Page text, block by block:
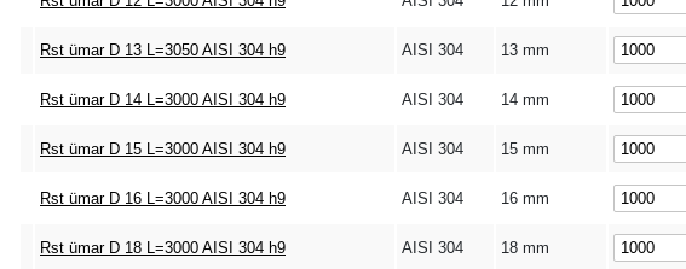
Rst ümar D 13 L=3050 AISI 304 h9 AISI 304 13 mm
Rst ümar D 14 L=3000 AISI 304 h9 AISI 304 14 mm
Rst ümar D 15 L=3000 AISI 304 h9 AISI 304 15 mm
Rst ümar D 16 L=3000 AISI 304 h9 AISI 304 16 mm
Rst ümar D 18 L=3000 AISI 304 h9 AISI 304 18 mm